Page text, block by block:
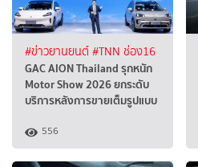
#ข่าวยานยนต์#TNN ช่อง16
GAC AION Thailand รุกหนัก
Motor Show 2026 ยกระดับ
บริการหลังการขายเต็มรูปแบบ
556